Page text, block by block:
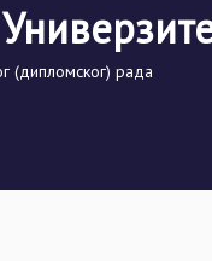
(дипломског) рада